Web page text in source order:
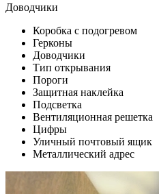
Доводчики
Коробка с подогревом
Герконы
Доводчики
Тип открывания
Пороги
Защитная наклейка
Подсветка
Вентиляционная решетка
Цифры
Уличный почтовый ящик
Металлический адрес